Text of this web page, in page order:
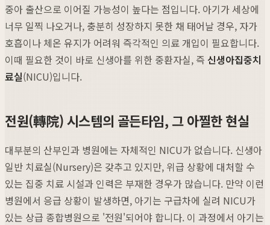
중아 출산으로 이어질 가능성이 높다는 점입니다. 아기가 세상에
너무 일찍 나오거나, 충분히 성장하지 못한 채 태어날 경우, 자가
호흡이나 체온 유지가 어려워 즉각적인 의료 개입이 필요합니다.
이때 필요한 것이 바로 신생아를 위한 중환자실, 즉 신생아집중치
료실(NICU)입니다.
전원(轉院) 시스템의 골든타임, 그 아찔한 현실
대부분의 산부인과 병원에는 자체적인 NICU가 없습니다. 신생아
일반 치료실(Nursery)은 갖추고 있지만, 위급 상황에 대처할 수
있는 집중 치료 시설과 인력은 부재한 경우가 많습니다. 만약 이런
병원에서 응급 상황이 발생하면, 아기는 구급차에 실려 NICU가
있는 상급 종합병원으로 '전원'되어야 합니다. 이 과정에서 아기는